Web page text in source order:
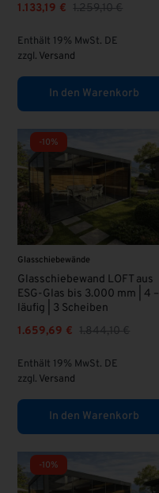
1.259,10€
1.133,19 €
Enthält 19% MwSt. DE
zzgl. Versand
In den Warenkorb
-10%
Glasschiebewände
Glasschiebewand LOFT aus
ESG-Glas bis 3.000 mm | 4 –
läufig | 3 Scheiben
1.844,10€
1.659,69 €
Enthält 19% MwSt. DE
zzgl. Versand
In den Warenkorb
-10%